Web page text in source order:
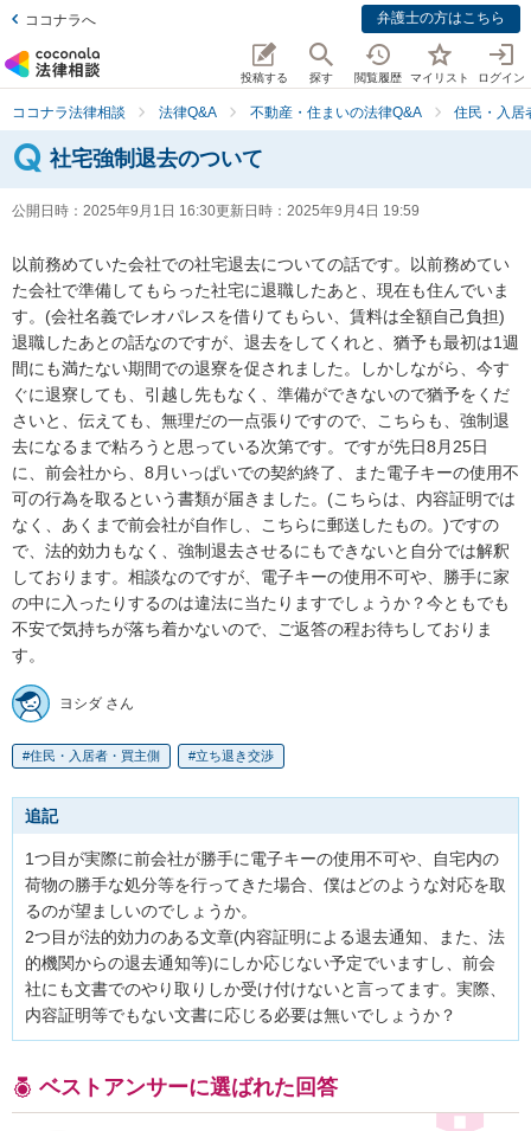
ココナラへ 弁護士の方はこちら
投稿する 探す 閲覧履歴 マイリスト ログイン
ココナラ法律相談 法律Q&A 不動産・住まいの法律Q&A 住民・入居
社宅強制退去のついて
公開日時： 2025年9月1日 16:30更新日時： 2025年9月4日 19:59
以前務めていた会社での社宅退去についての話です。以前務めてい
た会社で準備してもらった社宅に退職したあと、現在も住んでいま
す。(会社名義でレオパレスを借りてもらい、賃料は全額自己負担)
退職したあとの話なのですが、退去をしてくれと、猶予も最初は1週
間にも満たない期間での退寮を促されました。しかしながら、今す
ぐに退寮しても、引越し先もなく、準備ができないので猶予をくだ
さいと、伝えても、無理だの一点張りですので、こちらも、強制退
去になるまで粘ろうと思っている次第です。ですが先日8月25日
に、前会社から、8月いっぱいでの契約終了、また電子キーの使用不
可の行為を取るという書類が届きました。(こちらは、内容証明では
なく、あくまで前会社が自作し、こちらに郵送したもの。)ですの
で、法的効力もなく、強制退去させるにもできないと自分では解釈
しております。相談なのですが、電子キーの使用不可や、勝手に家
の中に入ったりするのは違法に当たりますでしょうか？今ともでも
不安で気持ちが落ち着かないので、ご返答の程お待ちしておりま
す。
ヨシダ さん
住民・入居者・買主側 立ち退き交渉
追記
1つ目が実際に前会社が勝手に電子キーの使用不可や、自宅内の
荷物の勝手な処分等を行ってきた場合、僕はどのような対応を取
るのが望ましいのでしょうか。
2つ目が法的効力のある文章(内容証明による退去通知、また、法
的機関からの退去通知等)にしか応じない予定でいますし、前会
社にも文書でのやり取りしか受け付けないと言ってます。実際、
内容証明等でもない文書に応じる必要は無いでしょうか？
ベストアンサーに選ばれた回答